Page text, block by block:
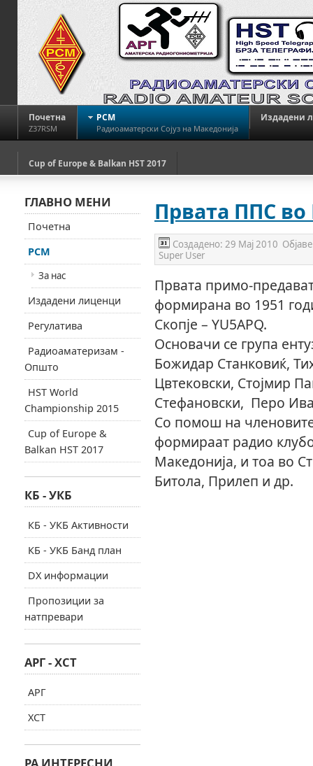
Почетна
Z37RSM
РСМ
Радиоаматерски Сојуз на Македонија
Издадени
Cup of Europe & Balkan HST 2017
Првата ППС
Создадено: 29 Мај 2010
Super User
Првата примо-
формирана во 1951
Скопје – YU5APQ.
Основачи се група
Божидар Станковиќ,
Цвтековски, Стојмир
Стефановски, Перо
Со помош на
формираат радио
Македонија, и тоа во
Битола, Прилеп и др.
ГЛАВНО МЕНИ
Почетна
РСМ
За нас
Издадени лиценци
Регулатива
Радиоаматеризам -
Општо
HST World
Championship 2015
Cup of Europe &
Balkan HST 2017
КБ - УКБ
КБ - УКБ Активности
КБ - УКБ Банд план
DX информации
Пропозиции за
натпревари
АРГ - ХСТ
АРГ
ХСТ